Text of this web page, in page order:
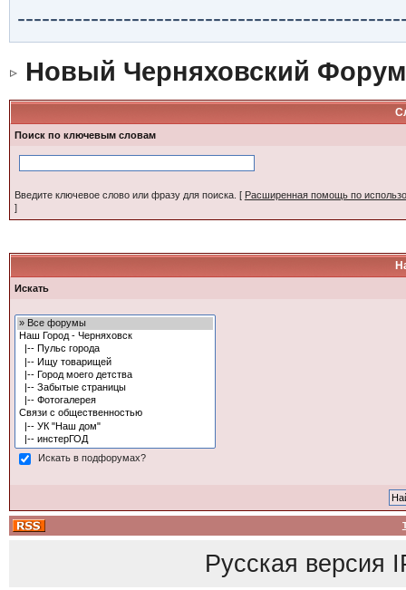
Новый Черняховский Форум
Поиск по ключевым словам
Введите ключевое слово или фразу для поиска. [ Расширенная помощь по
]
Искать
Искать в подфорумах?
Русская версия